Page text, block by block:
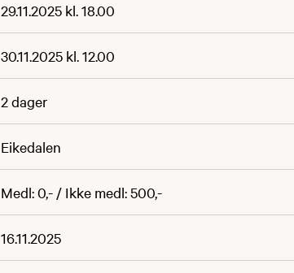
29.11.2025 kl. 18.00
30.11.2025 kl. 12.00
2 dager
Eikedalen
Medl: 0,- / Ikke medl: 500,-
16.11.2025